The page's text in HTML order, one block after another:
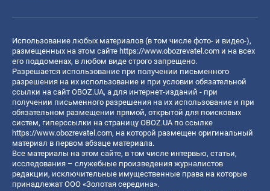
Использование любых материалов (в том числе фото- и видео-),
размещенных на этом сайте https://www.obozrevatel.com и на всех
его поддоменах, в любом виде строго запрещено.
Разрешается использование при получении письменного
разрешения на их использование и при условии обязательной
ссылки на сайт OBOZ.UA, а для интернет-изданий - при
получении письменного разрешения на их использование и при
обязательном размещении прямой, открытой для поисковых
систем, гиперссылки на страницу OBOZ.UA по ссылке
https://www.obozrevatel.com, на которой размещен оригинальный
материал в первом абзаце материала.
Все материалы на этом сайте, в том числе интервью, статьи,
исследования – служебные произведения журналистов
редакции, исключительные имущественные права на которые
принадлежат ООО «Золотая середина».